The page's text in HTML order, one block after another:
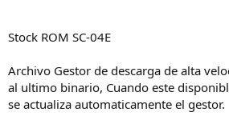
Stock ROM SC-04E
Archivo Gestor de descarga de alta
al ultimo binario, Cuando este
se actualiza automaticamente el gestor.